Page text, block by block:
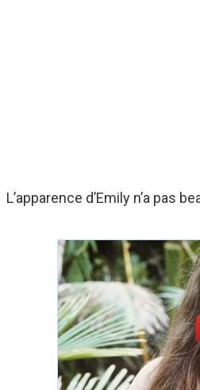
L’apparence d’Emily n’a pas